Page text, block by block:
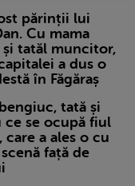
părinții lui
Cu mama
tatăl muncitor,
a dus o
în Făgăraș
tată și
ce se ocupă fiul
care a ales o cu
față de